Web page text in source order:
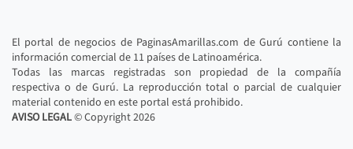
El portal de negocios de PaginasAmarillas.com de Gurú contiene la
información comercial de 11 países de Latinoamérica.
Todas las marcas registradas son propiedad de la compañía
respectiva o de Gurú. La reproducción total o parcial de cualquier
material contenido en este portal está prohibido.
AVISO LEGAL© Copyright2026